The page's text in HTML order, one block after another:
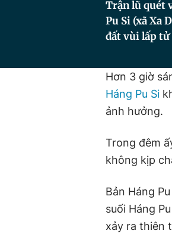
Trận lũ quét
Pu Si (xã Xa
đất vùi lấp tử
Hơn 3 giờ
Háng Pu Si
ảnh hưởng.
Trong đêm
không kịp
Bản Háng
suối Háng
xảy ra thiên